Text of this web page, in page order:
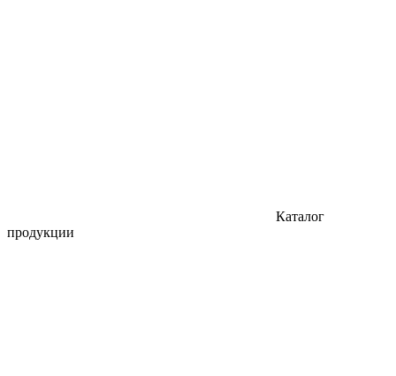
Каталог
продукции